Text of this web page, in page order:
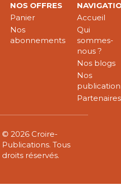
NOS OFFRES
Panier
Nos
abonnements
Accueil
Qui
sommes-
nous ?
Nos blogs
Nos
Partenaires
© 2026 Croire-
Publications. Tous
droits réservés.